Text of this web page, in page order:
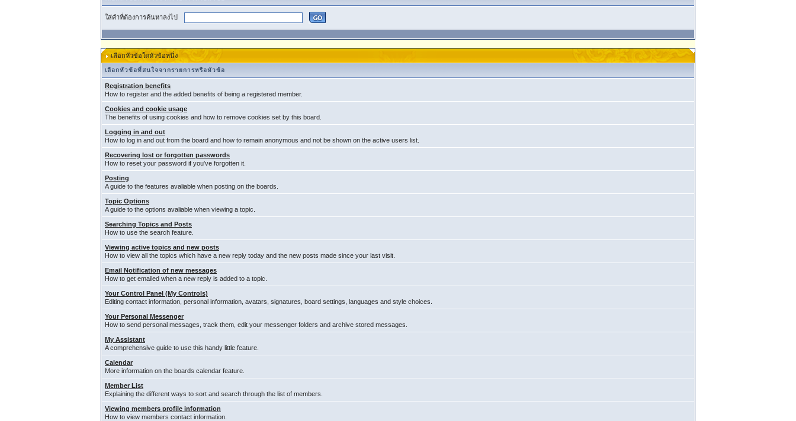
ใส่คำที่ต้องการค้นหาลงไป
เลือกหัวข้อใดหัวข้อหนึ่ง
เลือกหัวข้อที่สนใจจากรายการหรือหัวข้อ
Registration benefits
How to register and the added benefits of being a registered member.
Cookies and cookie usage
The benefits of using cookies and how to remove cookies set by this board.
Logging in and out
How to log in and out from the board and how to remain anonymous and not be shown on the active users list.
Recovering lost or forgotten passwords
How to reset your password if you've forgotten it.
Posting
A guide to the features avaliable when posting on the boards.
Topic Options
A guide to the options avaliable when viewing a topic.
Searching Topics and Posts
How to use the search feature.
Viewing active topics and new posts
How to view all the topics which have a new reply today and the new posts made since your last visit.
Email Notification of new messages
How to get emailed when a new reply is added to a topic.
Your Control Panel (My Controls)
Editing contact information, personal information, avatars, signatures, board settings, languages and style choices.
Your Personal Messenger
How to send personal messages, track them, edit your messenger folders and archive stored messages.
My Assistant
A comprehensive guide to use this handy little feature.
Calendar
More information on the boards calendar feature.
Member List
Explaining the different ways to sort and search through the list of members.
Viewing members profile information
How to view members contact information.